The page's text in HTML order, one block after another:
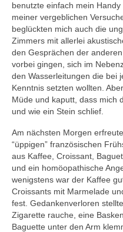
benutzte einfach mein
meiner vergeblichen
beglückten mich auch die
Zimmers mit allerlei
den Gesprächen der
vorbei gingen, sich im
den Wasserleitungen die bei
Kenntnis setzten wollten.
Müde und kaputt, dass mich
und wie ein Stein schlief.
Am nächsten Morgen
“üppigen” französischen
aus Kaffee, Croissant,
und ein homöopathische
wenigstens war der Kaffee
Croissants mit Marmelade
fest. Gedankenverloren
Zigarette rauche, eine
Baguette unter den Arm